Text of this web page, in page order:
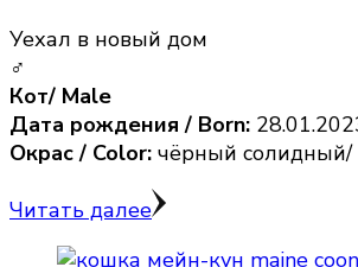
Уехал в новый дом
♂
Кот/ Male
Дата рождения / Born:
Окрас / Color: чёрный солидный/
Читать далее